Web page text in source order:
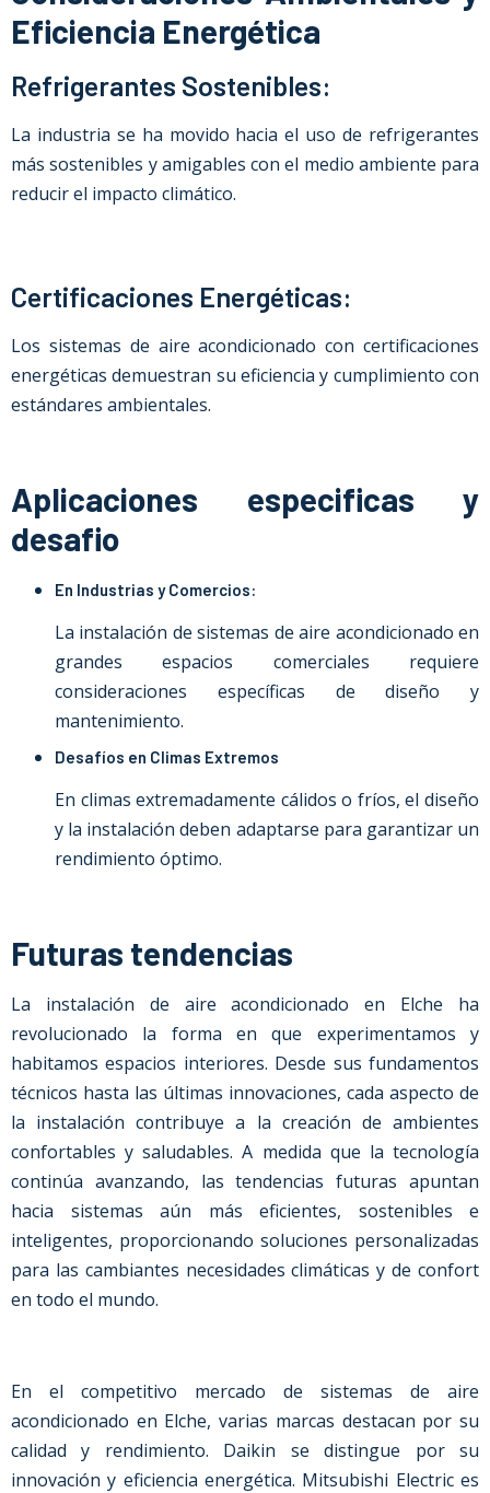
Eficiencia Energética
Refrigerantes Sostenibles:
La industria se ha movido hacia el uso de refrigerantes
más sostenibles y amigables con el medio ambiente para
reducir el impacto climático.
Certificaciones Energéticas:
Los sistemas de aire acondicionado con certificaciones
energéticas demuestran su eficiencia y cumplimiento con
estándares ambientales.
Aplicaciones especificas y
desafio
En Industrias y Comercios:
La instalación de sistemas de aire acondicionado en
grandes espacios comerciales requiere
consideraciones específicas de diseño y
mantenimiento.
Desafíos en Climas Extremos
En climas extremadamente cálidos o fríos, el diseño
y la instalación deben adaptarse para garantizar un
rendimiento óptimo.
Futuras tendencias
La instalación de aire acondicionadoen Elche ha
revolucionado la forma en que experimentamos y
habitamos espacios interiores. Desde sus fundamentos
técnicos hasta las últimas innovaciones, cada aspecto de
la instalación contribuye a la creación de ambientes
confortables y saludables. A medida que la tecnología
continúa avanzando, las tendencias futuras apuntan
hacia sistemas aún más eficientes, sostenibles e
inteligentes, proporcionando soluciones personalizadas
para las cambiantes necesidades climáticas y de confort
en todo el mundo.
En el competitivo mercado de sistemas de aire
acondicionado en Elche, varias marcas destacan por su
calidad y rendimiento. Daikin se distingue por su
innovación y eficiencia energética. Mitsubishi Electric es